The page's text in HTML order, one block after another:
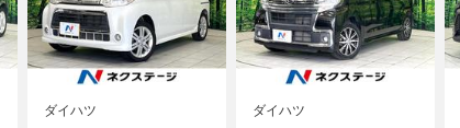
ダイハツ ダイハツ